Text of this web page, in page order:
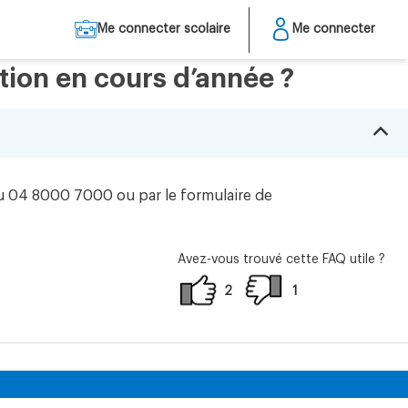
en cours d’année ?
B
04 8000 7000 ou par le formulaire de
Avez-vous trouvé cette FAQ utile ?
2 1
Me connecter scolaire Me connecter